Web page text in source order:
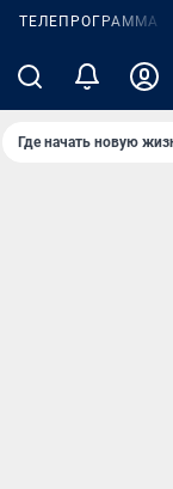
ТЕЛЕПРОГРАММА
Где начать новую